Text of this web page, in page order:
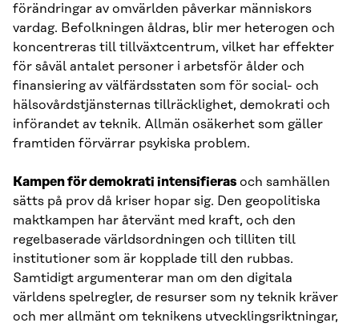
förändringar av omvärlden påverkar människors
vardag. Befolkningen åldras, blir mer heterogen och
koncentreras till tillväxtcentrum, vilket har effekter
för såväl antalet personer i arbetsför ålder och
finansiering av välfärdsstaten som för social- och
hälsovårdstjänsternas tillräcklighet, demokrati och
införandet av teknik. Allmän osäkerhet som gäller
framtiden förvärrar psykiska problem.
Kampen för demokrati intensifieras och samhällen
sätts på prov då kriser hopar sig. Den geopolitiska
maktkampen har återvänt med kraft, och den
regelbaserade världsordningen och tilliten till
institutioner som är kopplade till den rubbas.
Samtidigt argumenterar man om den digitala
världens spelregler, de resurser som ny teknik kräver
och mer allmänt om teknikens utvecklingsriktningar,